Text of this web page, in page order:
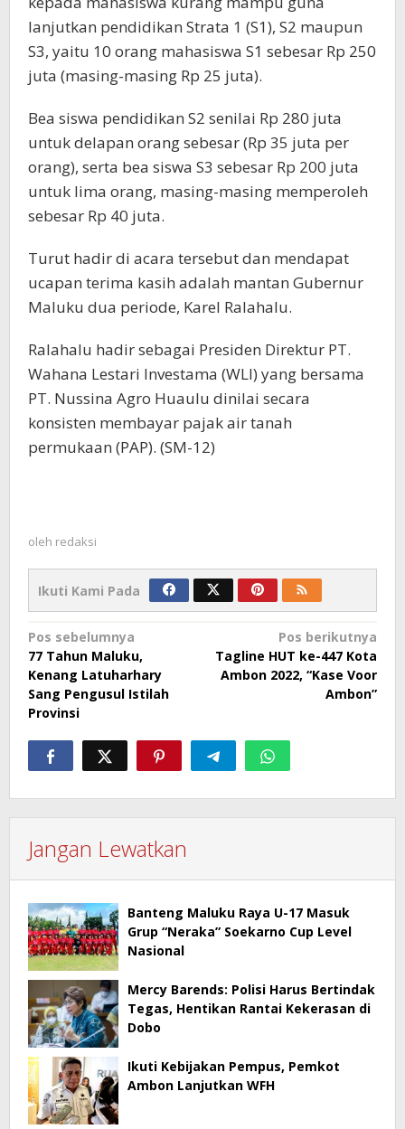
lanjutkan pendidikan Strata 1 (S1), S2 maupun
S3, yaitu 10 orang mahasiswa S1 sebesar Rp 250
juta (masing-masing Rp 25 juta).
Bea siswa pendidikan S2 senilai Rp 280 juta
untuk delapan orang sebesar (Rp 35 juta per
orang), serta bea siswa S3 sebesar Rp 200 juta
untuk lima orang, masing-masing memperoleh
sebesar Rp 40 juta.
Turut hadir di acara tersebut dan mendapat
ucapan terima kasih adalah mantan Gubernur
Maluku dua periode, Karel Ralahalu.
Ralahalu hadir sebagai Presiden Direktur PT.
Wahana Lestari Investama (WLI) yang bersama
PT. Nussina Agro Huaulu dinilai secara
konsisten membayar pajak air tanah
permukaan (PAP). (SM-12)
oleh redaksi
Ikuti Kami Pada
Navigasi
pos
Pos sebelumnya
77 Tahun Maluku,
Kenang Latuharhary
Sang Pengusul Istilah
Provinsi
Pos berikutnya
Tagline HUT ke-447 Kota
Ambon 2022, “Kase Voor
Ambon”
Jangan Lewatkan
Banteng Maluku Raya U-17 Masuk
Grup “Neraka” Soekarno Cup Level
Nasional
Mercy Barends: Polisi Harus Bertindak
Tegas, Hentikan Rantai Kekerasan di
Dobo
Ikuti Kebijakan Pempus, Pemkot
Ambon Lanjutkan WFH